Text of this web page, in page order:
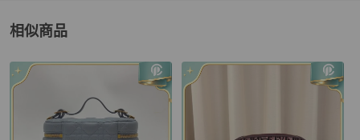
相似商品
更多相似Dior女包推薦精品